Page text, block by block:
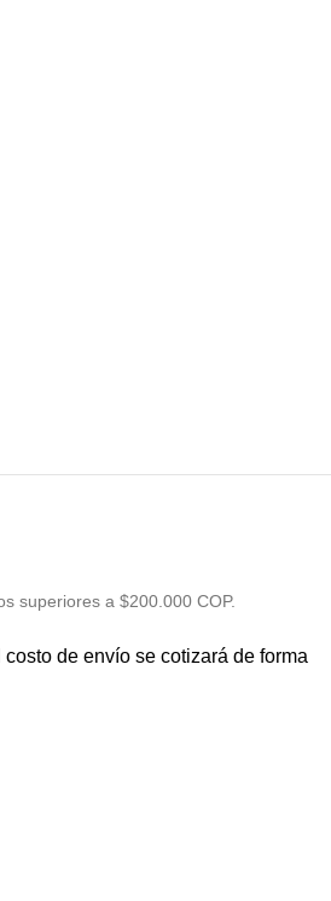
superiores a $200.000 COP.
de envío se cotizará de forma